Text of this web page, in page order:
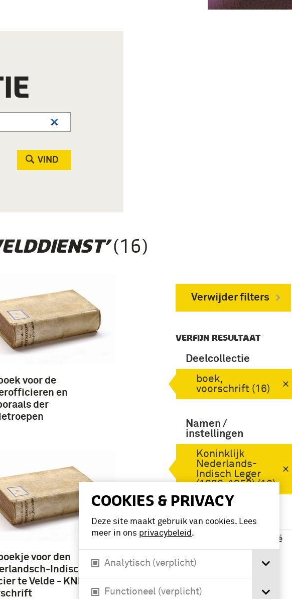
COOKIES & PRIVACY
Deze site maakt gebruik van cookies. Lees
meer in ons privacybeleid.
Analytisch (verplicht)
Functioneel (verplicht)
VIND
(16)
Verwijder filters
VERFIJN RESULTAAT
Deelcollectie
boek,
voorschrift (16)
Namen /
instellingen
Koninklijk
Nederlands-
Indisch Leger
(1830-1950) (16)
Geografie
Nederlands-Indië
(15)
voor de
en
der
voor den
Indischen
te Velde - KNIL